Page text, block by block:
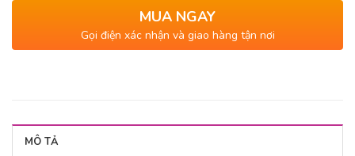
MUA NGAY
Gọi điện xác nhận và giao hàng tận nơi
MÔ TẢ